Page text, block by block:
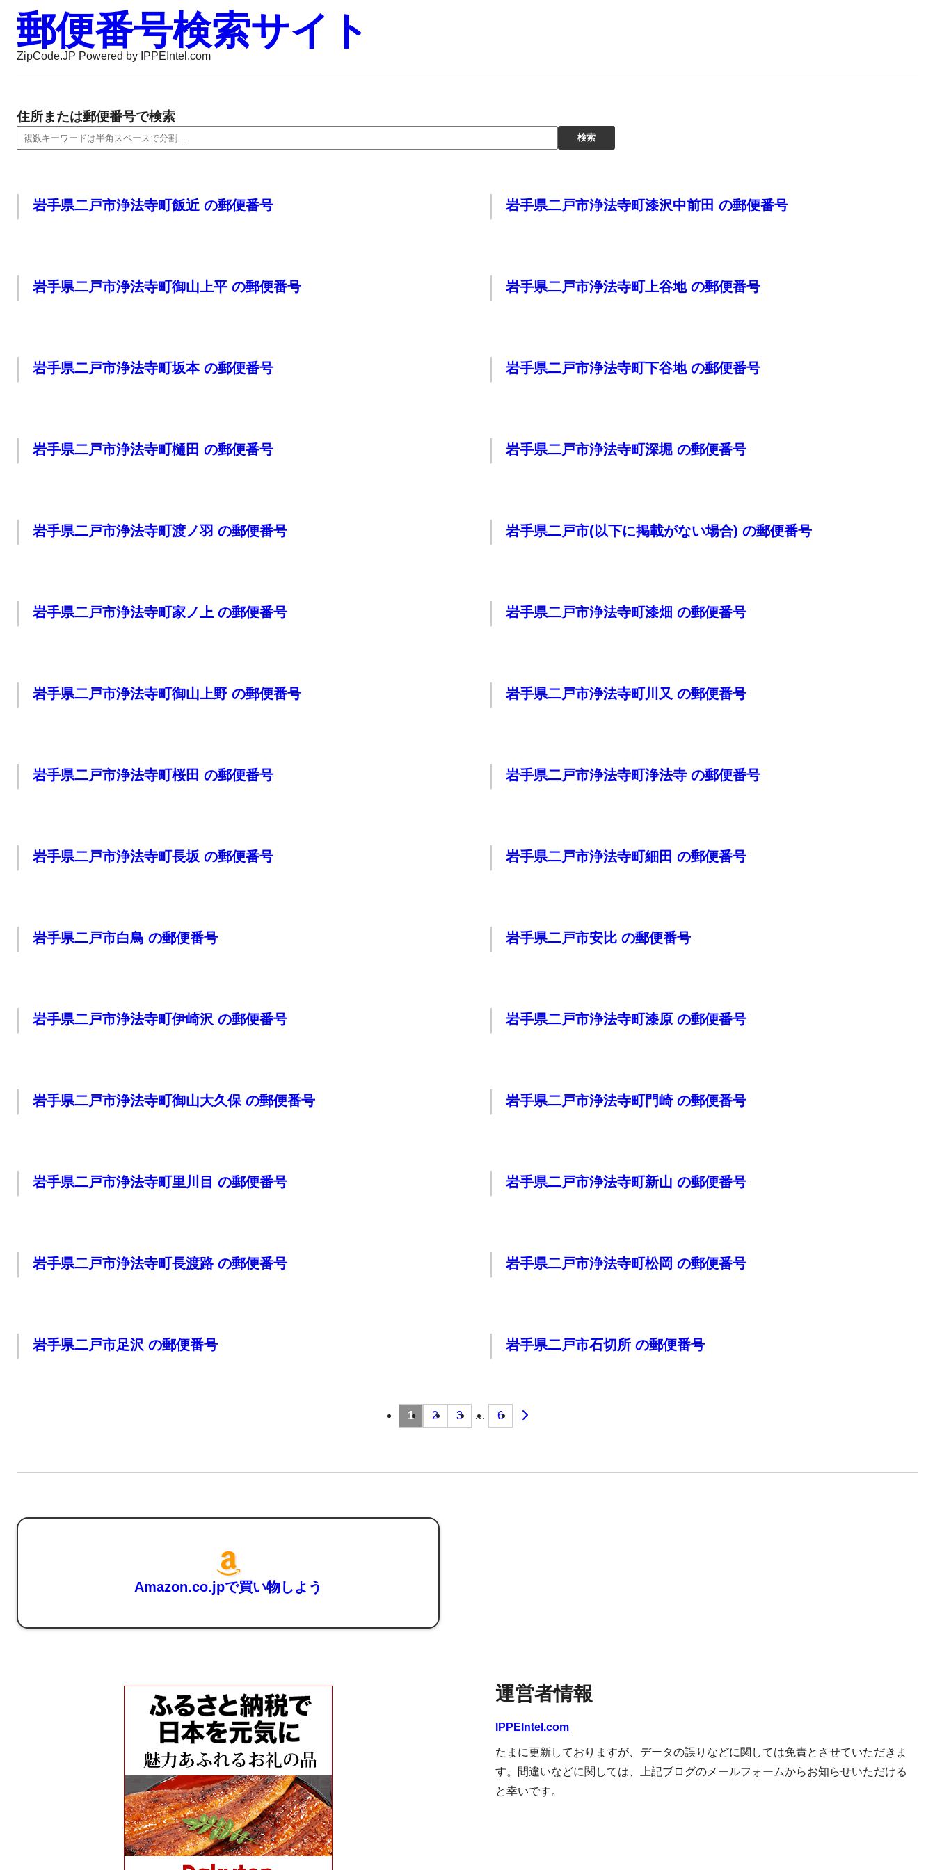
郵便番号検索サイト
ZipCode.JP Powered by IPPEIntel.com
住所または郵便番号で検索
岩手県二戸市浄法寺町飯近 の郵便番号 岩手県二戸市浄法寺町漆沢中前田 の郵便番号
岩手県二戸市浄法寺町御山上平 の郵便番号 岩手県二戸市浄法寺町上谷地 の郵便番号
岩手県二戸市浄法寺町坂本 の郵便番号 岩手県二戸市浄法寺町下谷地 の郵便番号
岩手県二戸市浄法寺町樋田 の郵便番号 岩手県二戸市浄法寺町深堀 の郵便番号
岩手県二戸市浄法寺町渡ノ羽 の郵便番号 岩手県二戸市(以下に掲載がない場合) の郵便番号
岩手県二戸市浄法寺町家ノ上 の郵便番号 岩手県二戸市浄法寺町漆畑 の郵便番号
岩手県二戸市浄法寺町御山上野 の郵便番号 岩手県二戸市浄法寺町川又 の郵便番号
岩手県二戸市浄法寺町桜田 の郵便番号 岩手県二戸市浄法寺町浄法寺 の郵便番号
岩手県二戸市浄法寺町長坂 の郵便番号 岩手県二戸市浄法寺町細田 の郵便番号
岩手県二戸市白鳥 の郵便番号 岩手県二戸市安比 の郵便番号
岩手県二戸市浄法寺町伊崎沢 の郵便番号 岩手県二戸市浄法寺町漆原 の郵便番号
岩手県二戸市浄法寺町御山大久保 の郵便番号 岩手県二戸市浄法寺町門崎 の郵便番号
岩手県二戸市浄法寺町里川目 の郵便番号 岩手県二戸市浄法寺町新山 の郵便番号
岩手県二戸市浄法寺町長渡路 の郵便番号 岩手県二戸市浄法寺町松岡 の郵便番号
岩手県二戸市足沢 の郵便番号 岩手県二戸市石切所 の郵便番号
送
1 2 3 … 6
Amazon.co.jpで買い物しよう
運営者情報
IPPEIntel.com
たまに更新しておりますが、データの誤りなどに関しては免責とさせていただきま
す。間違いなどに関しては、上記ブログのメールフォームからお知らせいただける
と幸いです。